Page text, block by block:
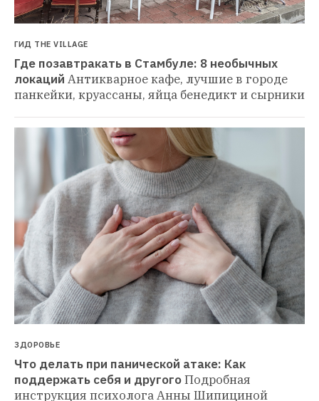
ГИД THE VILLAGE
Где позавтракать в Стамбуле: 8 необычных
локаций Антикварное кафе, лучшие в городе
панкейки, круассаны, яйца бенедикт и сырники
ЗДОРОВЬЕ
Что делать при панической атаке: Как
поддержать себя и другогоПодробная
инструкция психолога Анны Шипициной